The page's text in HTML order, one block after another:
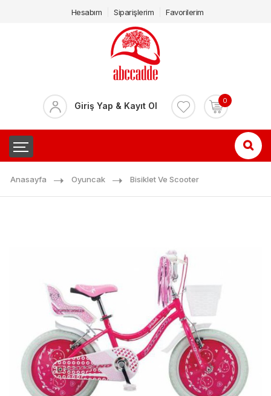
Hesabım Siparişlerim Favorilerim
Giriş Yap & Kayıt Ol 0
Anasayfa Oyuncak Bisiklet Ve Scooter